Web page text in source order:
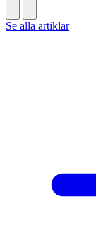
Se alla artiklar